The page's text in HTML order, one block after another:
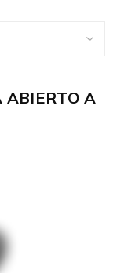
ABIERTO A